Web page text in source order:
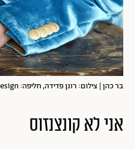
בר כהן | צילום: רונן פדידה, חליפה: Helga Design
אני לא קונצנזוס